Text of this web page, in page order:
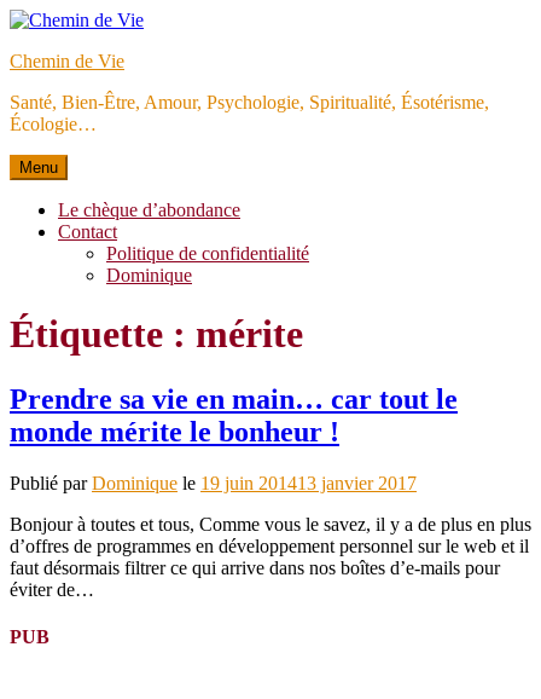
Aller
contenu
Chemin de Vie
Santé, Bien-Être, Amour, Psychologie, Spiritualité, Ésotérisme,
Écologie…
Menu
Le chèque d’abondance
Contact
Politique de confidentialité
Dominique
Étiquette : mérite
Prendre sa vie en main… car tout le
monde mérite le bonheur !
Publié parDominique le 19 juin 201413 janvier 2017
Bonjour à toutes et tous, Comme vous le savez, il y a de plus en plus
d’offres de programmes en développement personnel sur le web et il
faut désormais filtrer ce qui arrive dans nos boîtes d’e-mails pour
éviter de…
PUB